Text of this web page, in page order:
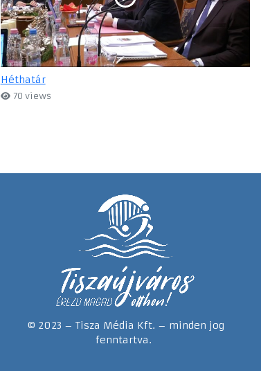
Héthatár
70 views
© 2023 – Tisza Média Kft. – minden jog
fenntartva.